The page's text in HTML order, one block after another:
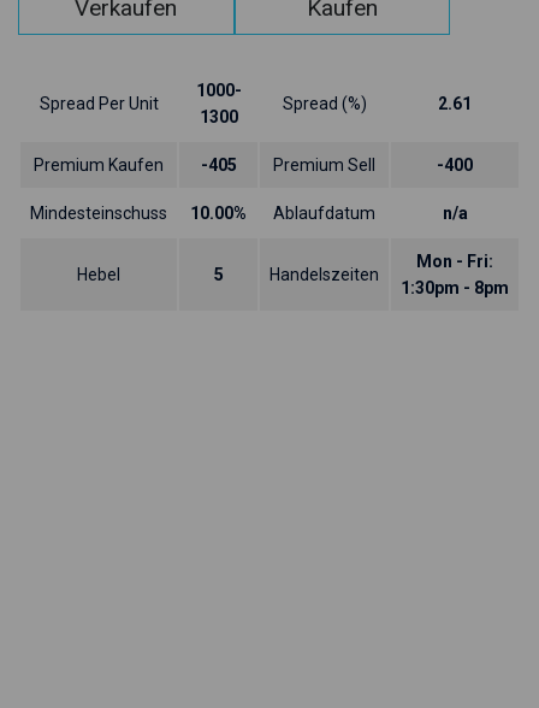
Verkaufen Kaufen
Spread Per Unit
1000-
1300
Spread (%) 2.61
Premium Kaufen -405 Premium Sell -400
Mindesteinschuss 10.00% Ablaufdatum n/a
Hebel 5 Handelszeiten
Mon - Fri:
1:30pm - 8pm